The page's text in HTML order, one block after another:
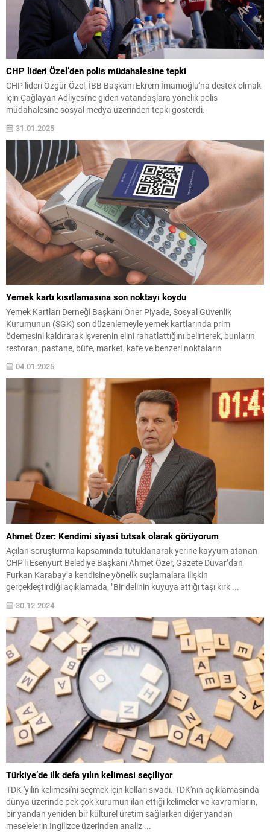
CHP lideri Özel’den polis müdahalesine tepki
CHP lideri Özgür Özel, İBB Başkanı Ekrem İmamoğlu'na destek olmak
için Çağlayan Adliyesi'ne giden vatandaşlara yönelik polis
müdahalesine sosyal medya üzerinden tepki gösterdi.
31.01.2025
Yemek kartı kısıtlamasına son noktayı koydu
Yemek Kartları Derneği Başkanı Öner Piyade, Sosyal Güvenlik
Kurumunun (SGK) son düzenlemeyle yemek kartlarında prim
ödemesini kaldırarak işverenin elini rahatlattığını belirterek, bunların
restoran, pastane, büfe, market, kafe ve benzeri noktaların
kullanımında herhangi bir sınırlamanın söz konusu olmadığını bildirdi.
04.01.2025
Ahmet Özer: Kendimi siyasi tutsak olarak görüyorum
Açılan soruşturma kapsamında tutuklanarak yerine kayyum atanan
CHP'li Esenyurt Belediye Başkanı Ahmet Özer, Gazete Duvar’dan
Furkan Karabay’a kendisine yönelik suçlamalara ilişkin
gerçekleştirdiği açıklamada, "Bir delinin kuyuya attığı taşı kırk ...
30.12.2024
Türkiye’de ilk defa yılın kelimesi seçiliyor
TDK 'yılın kelimesi'ni seçmek için kolları sıvadı. TDK'nın açıklamasında
dünya üzerinde pek çok kurumun ilan ettiği kelimeler ve kavramların,
bir yandan yeniden bir kültürel üretim sağlarken diğer yandan
meselelerin İngilizce üzerinden analiz ...